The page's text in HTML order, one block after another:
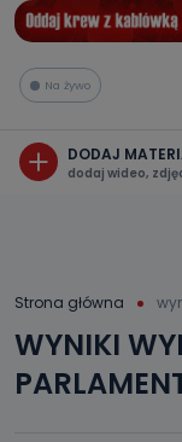
Na żywo
DODAJ
dodaj wideo,
Strona główna
WYNIKI